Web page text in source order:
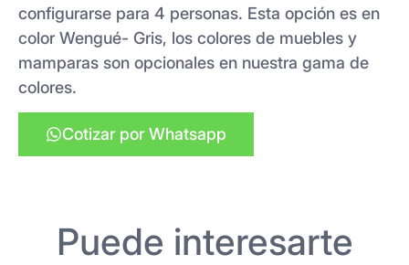
configurarse para 4 personas. Esta opción es en
color Wengué- Gris, los colores de muebles y
mamparas son opcionales en nuestra gama de
colores.
Cotizar por Whatsapp
Puede interesarte